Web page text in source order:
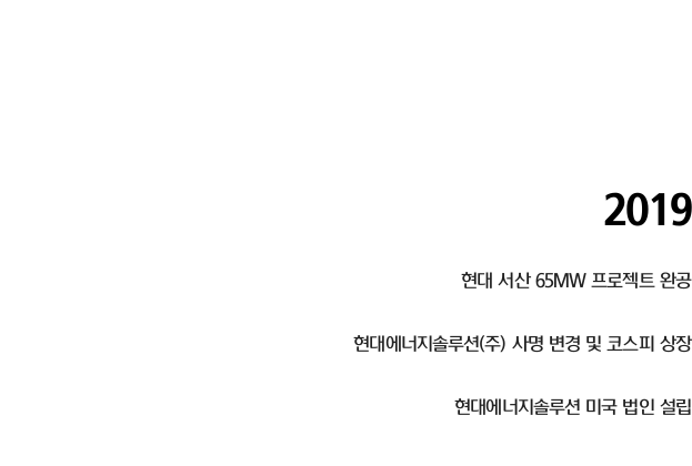
2019
현대 서산 65MW 프로젝트 완공
현대에너지솔루션(주) 사명 변경 및 코스피 상장
현대에너지솔루션 미국 법인 설립